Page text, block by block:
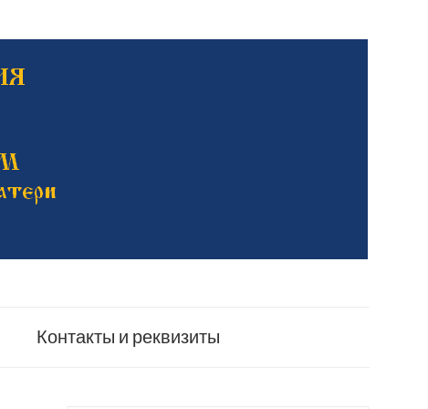
Контакты и реквизиты